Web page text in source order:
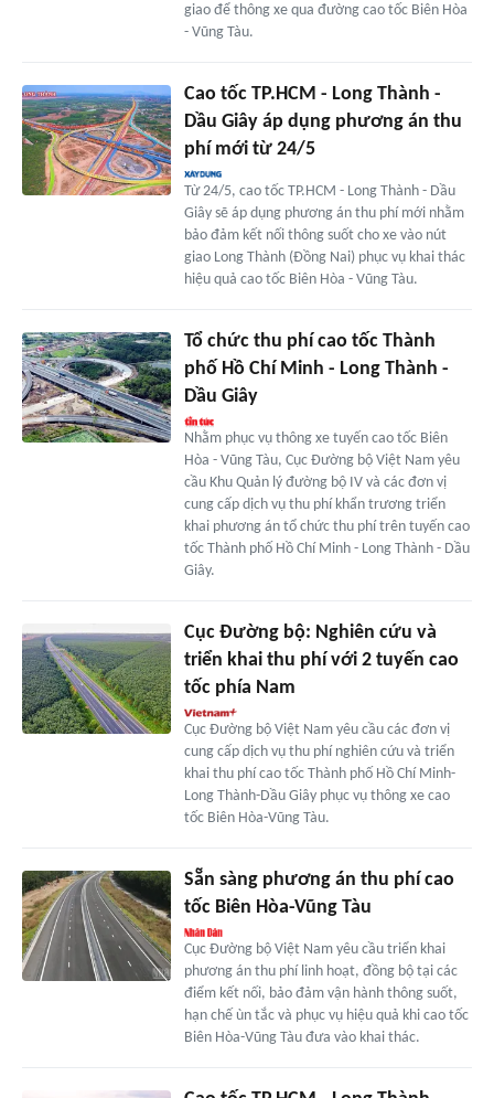
giao để thông xe qua đường cao tốc Biên Hòa
- Vũng Tàu.
Cao tốc TP.HCM - Long Thành -
Dầu Giây áp dụng phương án thu
phí mới từ 24/5
Từ 24/5, cao tốc TP.HCM - Long Thành - Dầu
Giây sẽ áp dụng phương án thu phí mới nhằm
bảo đảm kết nối thông suốt cho xe vào nút
giao Long Thành (Đồng Nai) phục vụ khai thác
hiệu quả cao tốc Biên Hòa - Vũng Tàu.
Tổ chức thu phí cao tốc Thành
phố Hồ Chí Minh - Long Thành -
Dầu Giây
Nhằm phục vụ thông xe tuyến cao tốc Biên
Hòa - Vũng Tàu, Cục Đường bộ Việt Nam yêu
cầu Khu Quản lý đường bộ IV và các đơn vị
cung cấp dịch vụ thu phí khẩn trương triển
khai phương án tổ chức thu phí trên tuyến cao
tốc Thành phố Hồ Chí Minh - Long Thành - Dầu
Giây.
Cục Đường bộ: Nghiên cứu và
triển khai thu phí với 2 tuyến cao
tốc phía Nam
Cục Đường bộ Việt Nam yêu cầu các đơn vị
cung cấp dịch vụ thu phí nghiên cứu và triển
khai thu phí cao tốc Thành phố Hồ Chí Minh-
Long Thành-Dầu Giây phục vụ thông xe cao
tốc Biên Hòa-Vũng Tàu.
Sẵn sàng phương án thu phí cao
tốc Biên Hòa-Vũng Tàu
Cục Đường bộ Việt Nam yêu cầu triển khai
phương án thu phí linh hoạt, đồng bộ tại các
điểm kết nối, bảo đảm vận hành thông suốt,
hạn chế ùn tắc và phục vụ hiệu quả khi cao tốc
Biên Hòa-Vũng Tàu đưa vào khai thác.